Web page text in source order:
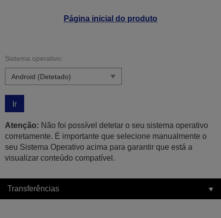
Página inicial do produto
Sistema operativo:
Ir
Atenção: Não foi possível detetar o seu sistema operativo
corretamente. É importante que selecione manualmente o
seu Sistema Operativo acima para garantir que está a
visualizar conteúdo compatível.
Transferências